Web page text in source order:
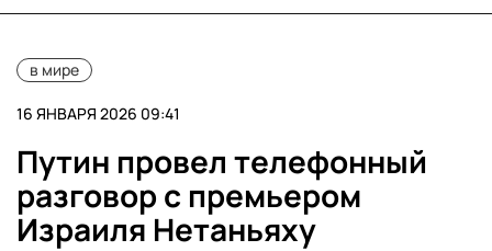
в мире
16 ЯНВАРЯ 2026 09:41
Путин провел телефонный
разговор с премьером
Израиля Нетаньяху